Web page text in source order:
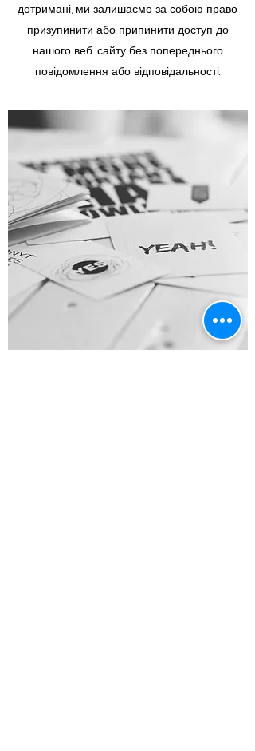
дотримані, ми залишаємо за собою право
призупинити або припинити доступ до
нашого веб-сайту без попереднього
повідомлення або відповідальності.